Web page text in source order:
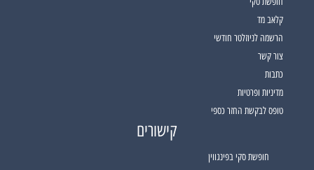
קלאב מד
הרשמה לניוזלטר חודשי
צור קשר
כתבות
מדיניות ופרטיות
טופס לבקשת החזר כספי
קישורים
חופשת סקי בפינגווין